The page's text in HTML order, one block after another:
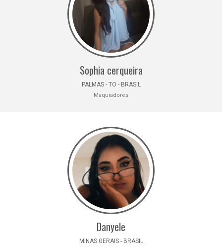
Sophia cerqueira
PALMAS - TO - BRASIL
Maquiadores
Danyele
MINAS GERAIS - BRASIL